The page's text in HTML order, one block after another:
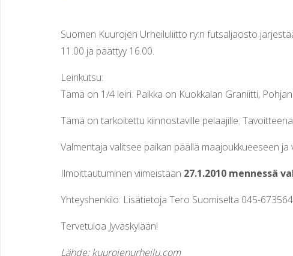
EN
U
R
HE
IL
R A
Suomen Kuurojen Urheiluliitto ry:n futsaljaosto
11.00 ja päättyy 16.00.
Leirikutsu:
Tämä on 1/4 leiri. Paikka on Kuokkalan Graniitti,
Tämä on tarkoitettu kiinnostaville pelaajille.
Valmentaja valitsee paikan päällä maajoukkueeseen ja
Ilmoittautuminen viimeistään 27.1.2010 mennessä
Yhteyshenkilö: Lisätietoja Tero Suomiselta 045-
Tervetuloa Jyväskylään!
Lähde: kuurojenurheilu.com